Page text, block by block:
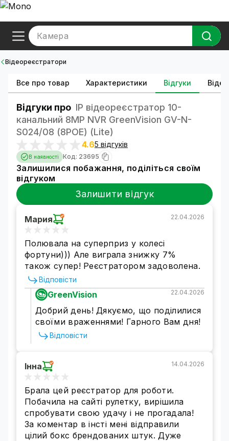
Камера
Відеореєстратори
Все про товар Характеристики Відгуки Відео
Відгуки про IP відеореєстратор 10-
канальний 8MP NVR GreenVision GV-N-
S024/08 (8POE) (Lite)
4.65 відгуків
В наявності Код: 23695
Залишилися побажання, поділіться своїм
відгуком
Залишити відгук
Мария 22.04.2026
Полювала на суперприз у колесі
фортуни))) Але виграла знижку 7%
також супер! Реєстратором задоволена.
Відповісти
GreenVision 22.04.2026
Добрий день! Дякуємо, що поділилися
своїми враженнями! Гарного Вам дня!
Відповісти
Інна 14.04.2026
Брала цей реєстратор для роботи.
Побачила на сайті рулетку, вирішила
спробувати свою удачу і не прогадала!
За коментар в інсті мені відправили
цілий бокс брендованих штук. Дуже